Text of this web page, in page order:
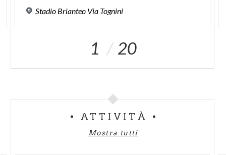
Stadio Brianteo Via Tognini
1 20
ATTIVITÀ
Mostra tutti